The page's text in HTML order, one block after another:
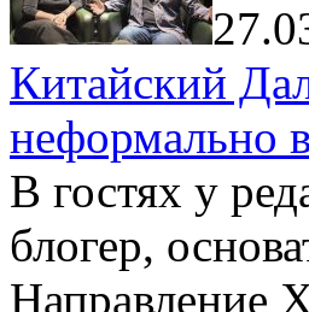
Китайский
неформально
В гостях у
блогер,
Направление